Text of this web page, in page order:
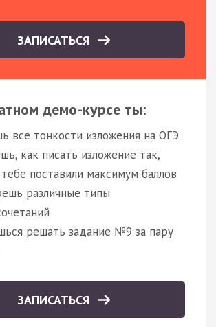
ЗАПИСАТЬСЯ
демо-курсе ты:
все тонкости изложения на ОГЭ
как писать изложение так,
поставили максимум баллов
различные типы
решать задание №9 за пару
ЗАПИСАТЬСЯ